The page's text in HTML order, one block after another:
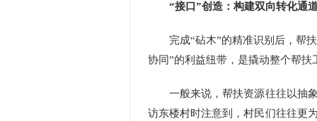
“接口”创造：构建双向转化通
完成“砧木”的精准识别后，帮扶
协同”的利益纽带，是撬动整个帮扶
一般来说，帮扶资源往往以抽象
访东楼村时注意到，村民们往往更